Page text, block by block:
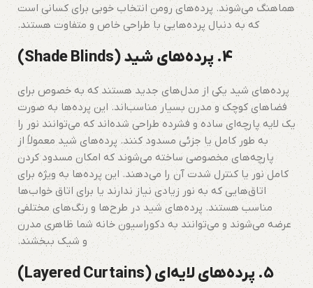
هماهنگ می‌شوند. پرده‌های رومن انتخاب خوبی برای کسانی است
که به دنبال پرده‌هایی با طراحی خاص و متفاوت هستند.
4. پرده‌های شید (Shade Blinds)
پرده‌های شید یکی از مدل‌های جدید هستند که به خصوص برای
فضاهای کوچک و مدرن بسیار مناسب‌اند. این پرده‌ها به صورت
یک لایه پارچه‌ای ساده و فشرده طراحی شده‌اند که می‌توانند نور را
به طور کامل یا جزئی مسدود کنند. پرده‌های شید معمولاً از
پارچه‌های مخصوصی ساخته می‌شوند که امکان مسدود کردن
کامل نور یا کنترل شدت آن را می‌دهند. این پرده‌ها به ویژه برای
اتاق‌هایی که به نور زیادی نیاز ندارند یا برای اتاق خواب‌ها
مناسب هستند. پرده‌های شید در طرح‌ها و رنگ‌های مختلفی
عرضه می‌شوند و می‌توانند به دکوراسیون خانه شما ظاهری مدرن
و شیک ببخشند.
5. پرده‌های لایه‌ای (Layered Curtains)